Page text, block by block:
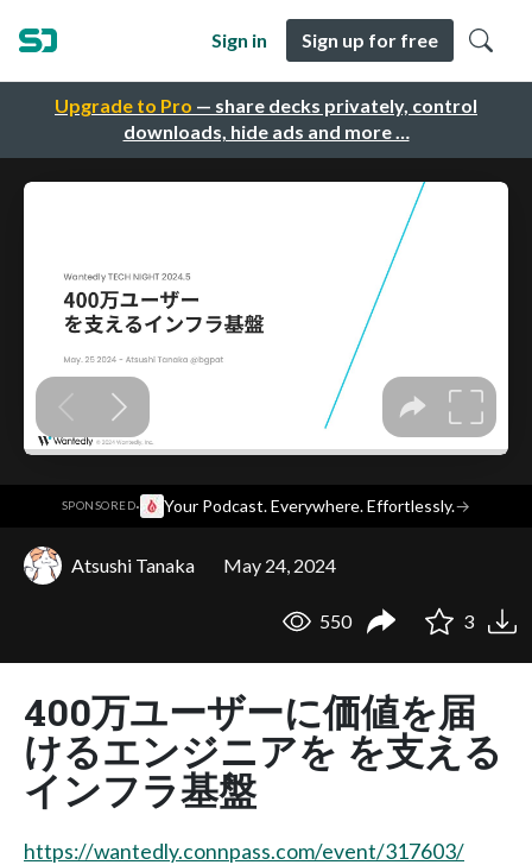
Upgrade to Pro — share decks privately, control
downloads, hide ads and more …
Sign in Sign up for free
SPONSORED· Your Podcast. Everywhere. Effortlessly.→
Atsushi Tanaka May 24, 2024
550 3
400万ユーザーに価値を届
けるエンジニアを を支える
インフラ基盤
https://wantedly.connpass.com/event/317603/